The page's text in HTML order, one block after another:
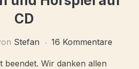
CD
Stefan 16 Kommentare
beendet. Wir danken allen